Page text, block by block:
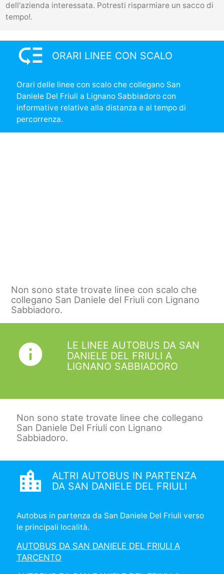
dell'azienda interessata. Potresti risparmiare un sacco di
tempo!.
low_priority ORARI LINEE CON SCALO
Orari delle linee con scalo che collegano San
Daniele Del Friuli a Lignano Sabbiadoro con
informative relative alla distanza e al tempo di
percorrenza.
Non sono state trovate linee con scalo che
collegano San Daniele del Friuli con Lignano
Sabbiadoro.
info
LE LINEE AUTOBUS DA SAN
DANIELE DEL FRIULI A
LIGNANO SABBIADORO
Non sono state trovate linee che collegano
San Daniele Del Friuli con Lignano
Sabbiadoro.
location_city
ALTRI AUTOBUS IN PARTENZA
DA SAN DANIELE DEL FRIULI
Autobus in partenza da San Daniele Del Friuli verso
le principali località.
AUTOBUS DA SAN DANIELE DEL FRIULI A
TARCENTO